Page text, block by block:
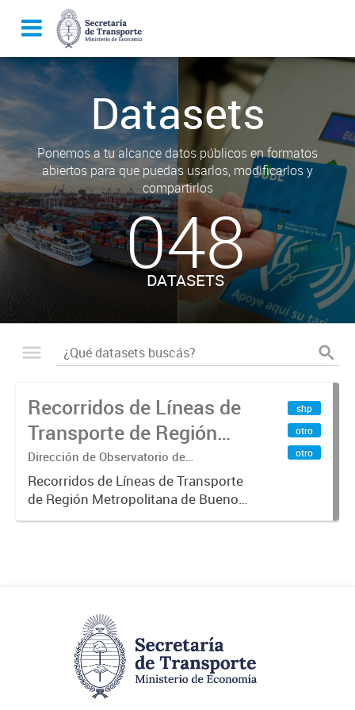
Datasets
Ponemos a tu alcance datos públicos en formatos
abiertos para que puedas usarlos, modificarlos y
compartirlos
048
DATASETS
Recorridos de Líneas de
Transporte de Región
Metropolitana de
Buenos Aires (RMBA)
Dirección de Observatorio de
Transporte, Estudio y Sistemas
Recorridos de Líneas de Transporte
de Región Metropolitana de Buenos
Aires (RMBA).-
shp
otro
otro